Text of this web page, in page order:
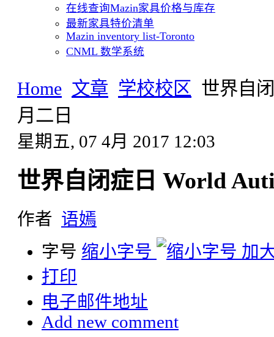
在线查询Mazin家具价格与库存
最新家具特价清单
Mazin inventory list-Toronto
CNML 数学系统
Home 文章 学校校区 世界自
月二日
星期五, 07 4月 2017 12:03
世界自闭症日 World
作者 语嫣
字号 缩小字号
加
打印
电子邮件地址
Add new comment